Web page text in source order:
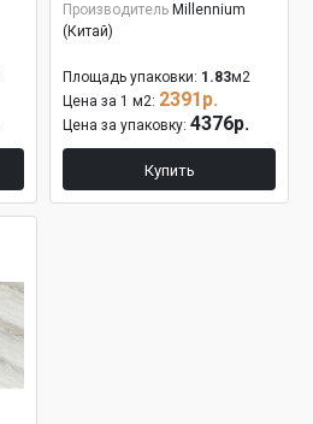
Производитель Millennium
(Китай)
Площадь упаковки: 1.83м2
Цена за 1 м2: 2391р.
Цена за упаковку: 4376р.
Купить